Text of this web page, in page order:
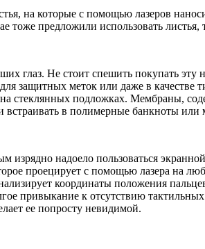
на которые с помощью лазеров
предложили использовать
глаз. Не стоит спешить покупать эту
защитных меток или даже в
стеклянных подложках. Мембраны,
в полимерные банкноты
изрядно надоело пользоваться
проецирует с помощью лазера на
координаты положения
привыкание к отсутствию
ее попросту невидимой.